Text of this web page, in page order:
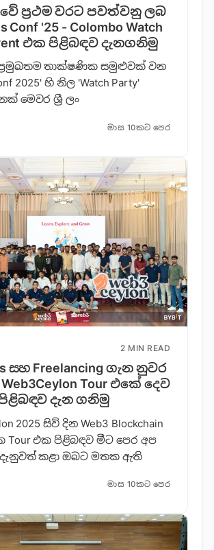
ප්‍රථම වරට පවත්වනු ලබ​
Conf '25 - Colombo Watch
එක පිළිබඳව දැනගනිමු
තාක්ෂණික සමුළුවක් වන
2025' හි නිල 'Watch Party'
මෙවර ශ්‍රී ලං
මාස 10කට පෙර
2 MIN READ
සහ Freelancing ගැ​න නුවර
Tour එකේ දෙව​
දැන ගනි​මු
2025 සිව් දින Web3 Blockchain
Tour එක පිළිබඳව මීට පෙර අප
කළා ඔබට මතක ඇති
මාස 10කට පෙර